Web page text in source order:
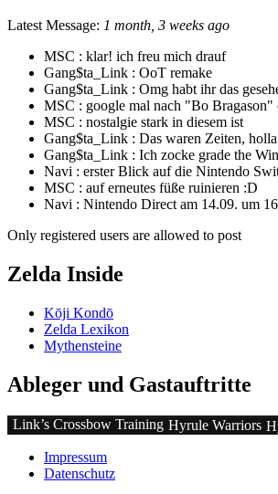
Latest Message: 1 month, 3 weeks ago
MSC : klar! ich freu mich drauf
Gang$ta_Link : OoT remake
Gang$ta_Link : Omg habt ihr das
MSC : google mal nach "Bo
MSC : nostalgie stark in diesem ist
Gang$ta_Link : Das waren Zeiten,
Gang$ta_Link : Ich zocke grade the
Navi : erster Blick auf die Nintendo
MSC : auf erneutes füße ruinieren :D
Navi : Nintendo Direct am 14.09. um
Only registered users are allowed to post
Zelda Inside
Kōji Kondō
Zelda Lexikon
Mythensteine
Ableger und Gastauftritte
Link’s Crossbow Training Hyrule Warriors
Impressum
Datenschutz